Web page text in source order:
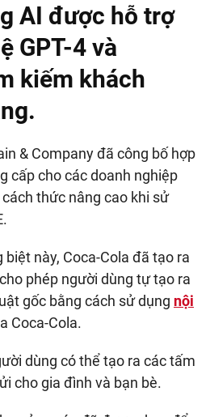
AI được hỗ trợ
GPT-4 và
kiếm khách
& Company đã công bố hợp
cấp cho các doanh nghiệp
thức nâng cao khi sử
biệt này, Coca-Cola đã tạo ra
phép người dùng tự tạo ra
gốc bằng cách sử dụng nội
Coca-Cola.
dùng có thể tạo ra các tấm
cho gia đình và bạn bè.